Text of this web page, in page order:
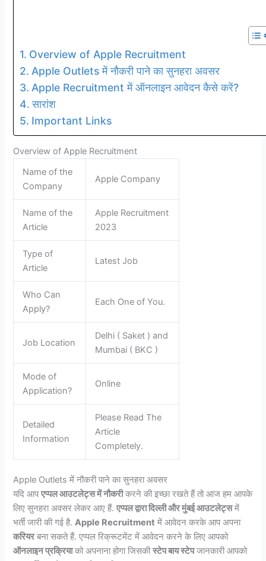
Overview of Apple Recruitment
Apple Outlets में नौकरी पाने का सुनहरा अवसर
Apple Recruitment में ऑनलाइन आवेदन कैसे करें?
सारांश
Important Links
Overview of Apple Recruitment
Name of the
Company
Apple Company
Name of the
Article
Apple Recruitment
2023
Type of
Article
Latest Job
Who Can
Apply?
Each One of You.
Job Location
Delhi ( Saket ) and
Mumbai ( BKC )
Mode of
Application?
Online
Detailed
Information
Please Read The
Article
Completely.
Apple Outlets में नौकरी पाने का सुनहरा अवसर
यदि आपएप्पल आउटलेट्स में नौकरीकरने की इच्छा रखते हैं तो आज हम आपके
लिए सुनहरा अवसर लेकर आए हैं.एप्पल द्वारा दिल्ली और मुंबई आउटलेट्समें
भर्ती जारी की गई है.Apple Recruitment में आवेदन करके आप अपना
करियरबना सकते हैं. एप्पल रिक्रूटमेंट में आवेदन करने के लिए आपको
ऑनलाइन प्रक्रियाको अपनाना होगा जिसकीस्टेप बाय स्टेपजानकारी आपको